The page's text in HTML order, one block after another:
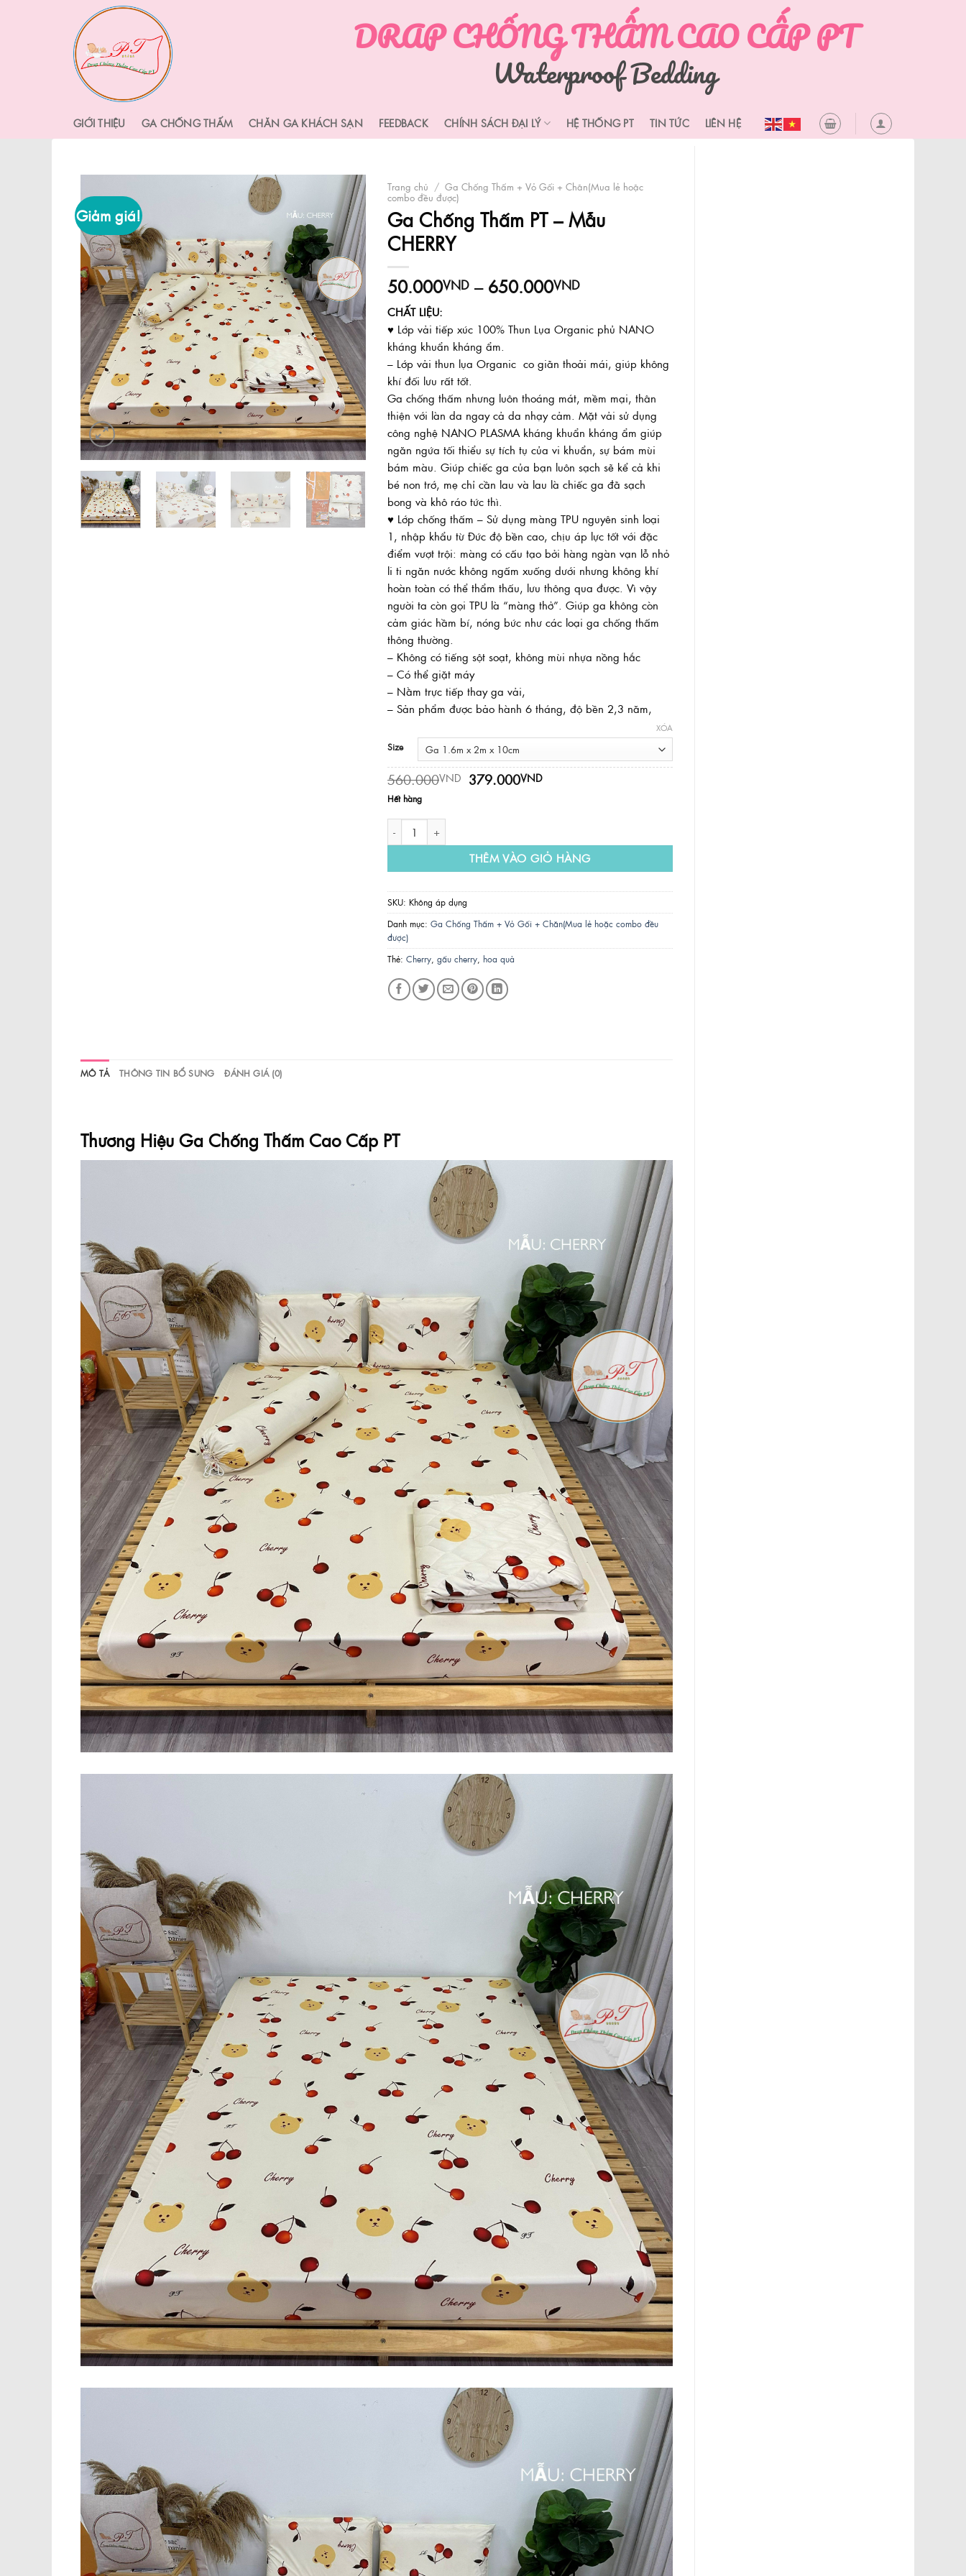
DRAP CHỐNG THẤM CAO CẤP PT
Waterproof Bedding
GIỚI THIỆU GA CHỐNG THẤM CHĂN GA KHÁCH SẠN FEEDBACK CHÍNH SÁCH ĐẠI LÝ HỆ THỐNG PT TIN TỨC LIÊN HỆ
Giảm giá!
Trang chủ / Ga Chống Thấm + Vỏ Gối + Chăn(Mua lẻ hoặc
combo đều được)
Ga Chống Thấm PT – Mẫu
CHERRY
50.000VND – 650.000VNDKhoảng
50.000VND
650.000VND
CHẤT LIỆU:
♥ Lớp vải tiếp xúc 100% Thun Lụa Organic phủ NANO
kháng khuẩn kháng ẩm.
– Lớp vải thun lụa Organic co giãn thoải mái, giúp không
khí đối lưu rất tốt.
Ga chống thấm nhưng luôn thoáng mát, mềm mại, thân
thiện với làn da ngay cả da nhạy cảm. Mặt vải sử dụng
công nghệ NANO PLASMA kháng khuẩn kháng ẩm giúp
ngăn ngứa tối thiểu sự tích tụ của vi khuẩn, sự bám mùi
bám màu. Giúp chiếc ga của bạn luôn sạch sẽ kể cả khi
bé non trớ, mẹ chỉ cần lau và lau là chiếc ga đã sạch
bong và khô ráo tức thì.
♥ Lớp chống thấm – Sử dụng màng TPU nguyên sinh loại
1, nhập khẩu từ Đức độ bền cao, chịu áp lực tốt với đặc
điểm vượt trội: màng có cấu tạo bởi hàng ngàn vạn lỗ nhỏ
li ti ngăn nước không ngấm xuống dưới nhưng không khí
hoàn toàn có thể thẩm thấu, lưu thông qua được. Vì vậy
người ta còn gọi TPU là “màng thở”. Giúp ga không còn
cảm giác hầm bí, nóng bức như các loại ga chống thấm
thông thường.
– Không có tiếng sột soạt, không mùi nhựa nồng hắc
– Có thể giặt máy
– Nằm trực tiếp thay ga vải,
– Sản phẩm được bảo hành 6 tháng, độ bền 2,3 năm,
Size
XÓA
560.000VND Giá
379.000VNDGiá
Hết hàng
THÊM VÀO GIỎ HÀNG
SKU: Không áp dụng
Danh mục: Ga Chống Thấm + Vỏ Gối + Chăn(Mua lẻ hoặc combo đều
được)
Thẻ: Cherry gấu cherry hoa quả
MÔ TẢ THÔNG TIN BỔ SUNG ĐÁNH GIÁ (0)
Thương Hiệu Ga Chống Thấm Cao Cấp PT